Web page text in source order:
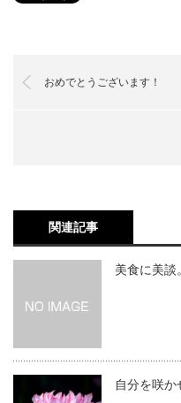
おめでとうございます！
関連記事
美食に美談。
自分を咲か